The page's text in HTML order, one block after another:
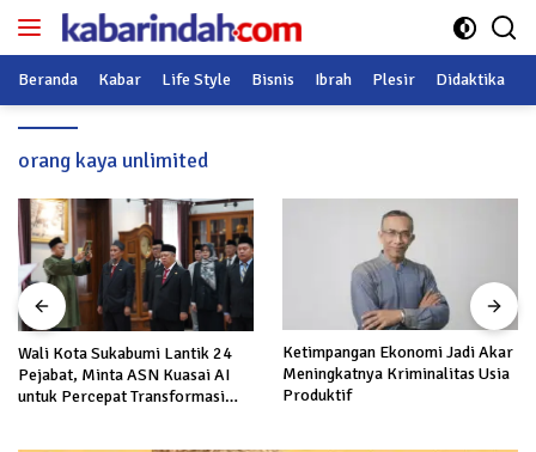
Langsung
Beranda Kabar Life Style Bisnis Ibrah Plesir Didaktika
orang kaya unlimited
Wali Kota Sukabumi Lantik 24
Pejabat, Minta ASN Kuasai AI
untuk Percepat Transformasi
Ketimpangan Ekonomi Jadi Akar
Meningkatnya Kriminalitas Usia
Produktif